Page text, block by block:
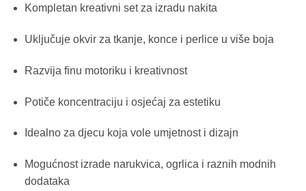
Kompletan kreativni set za izradu nakita
Uključuje okvir za tkanje, konce i perlice u više boja
Razvija finu motoriku i kreativnost
Potiče koncentraciju i osjećaj za estetiku
Idealno za djecu koja vole umjetnost i dizajn
Mogućnost izrade narukvica, ogrlica i raznih modnih
dodataka